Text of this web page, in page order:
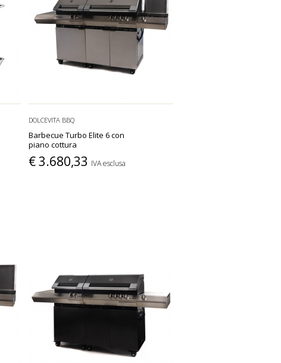
DOLCEVITA BBQ
Barbecue Turbo Elite 6 con
piano cottura
€ 3.680,33 IVA esclusa